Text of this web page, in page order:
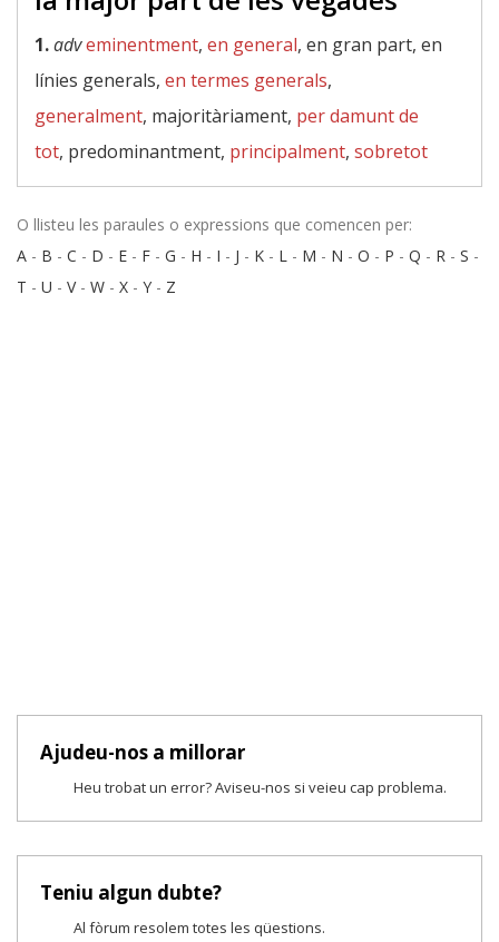
1.adveminentment, en general, en gran part, en
línies generals, en termes generals,
generalment, majoritàriament, per damunt de
tot, predominantment, principalment, sobretot
O llisteu les paraules o expressions que comencen per:
A - B - C - D - E - F - G - H - I - J - K - L - M - N - O - P - Q - R - S -
T - U - V- W - X - Y - Z
Ajudeu-nos a millorar
Heu trobat un error? Aviseu-nos si veieu cap problema.
Teniu algun dubte?
Al fòrum resolem totes les qüestions.